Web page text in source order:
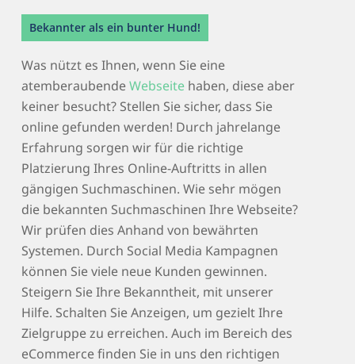
Bekannter als ein bunter Hund!
Was nützt es Ihnen, wenn Sie eine
atemberaubendeWebseitehaben, diese aber
keiner besucht? Stellen Sie sicher, dass Sie
online gefunden werden! Durch jahrelange
Erfahrung sorgen wir für die richtige
Platzierung Ihres Online-Auftritts in allen
gängigen Suchmaschinen. Wie sehr mögen
die bekannten Suchmaschinen Ihre Webseite?
Wir prüfen dies Anhand von bewährten
Systemen. Durch Social Media Kampagnen
können Sie viele neue Kunden gewinnen.
Steigern Sie Ihre Bekanntheit, mit unserer
Hilfe. Schalten Sie Anzeigen, um gezielt Ihre
Zielgruppe zu erreichen. Auch im Bereich des
eCommerce finden Sie in uns den richtigen